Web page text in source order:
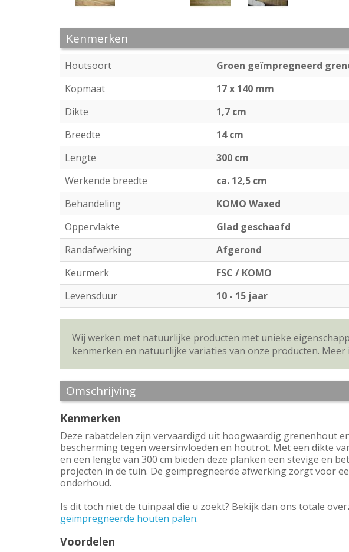
Kenmerken
Houtsoort
Groen geïmpregneerd
Kopmaat
17 x 140 mm
Dikte
1,7 cm
Breedte
14 cm
Lengte
300 cm
Werkende breedte
ca. 12,5 cm
Behandeling
KOMO Waxed
Oppervlakte
Glad geschaafd
Randafwerking
Afgerond
Keurmerk
FSC / KOMO
Levensduur
10 - 15 jaar
Wij werken met natuurlijke producten met unieke
kenmerken en natuurlijke variaties van onze producten. Meer
Omschrijving
Kenmerken
Deze rabatdelen zijn vervaardigd uit hoogwaardig grenenhout
bescherming tegen weersinvloeden en houtrot. Met een dikte
en een lengte van 300 cm bieden deze planken een stevige en
projecten in de tuin. De geïmpregneerde afwerking zorgt voor
onderhoud.
Is dit toch niet de tuinpaal die u zoekt? Bekijk dan ons totale
geïmpregneerde houten palen.
Voordelen